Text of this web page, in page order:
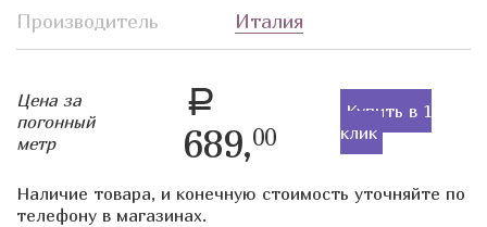
Производитель Италия
Цена за
погонный
метр
a
689,00
Купить в 1
клик
Наличие товара, и конечную стоимость уточняйте по
телефону в магазинах.